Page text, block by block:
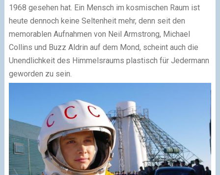
1968 gesehen hat. Ein Mensch im kosmischen Raum ist
heute dennoch keine Seltenheit mehr, denn seit den
memorablen Aufnahmen von Neil Armstrong, Michael
Collins und Buzz Aldrin auf dem Mond, scheint auch die
Unendlichkeit des Himmelsraums plastisch für Jedermann
geworden zu sein.